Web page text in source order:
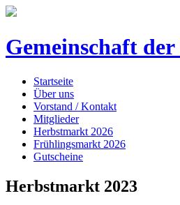
Gemeinschaft der
Startseite
Über uns
Vorstand / Kontakt
Mitglieder
Herbstmarkt 2026
Frühlingsmarkt 2026
Gutscheine
Herbstmarkt 2023